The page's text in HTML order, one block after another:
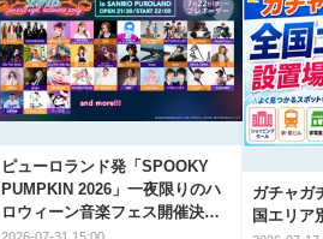
ピューロランド発「SPOOKY
PUMPKIN 2026」一夜限りのハ
ロウィーン音楽フェス開催決
定！
ガチャガ
国エリア